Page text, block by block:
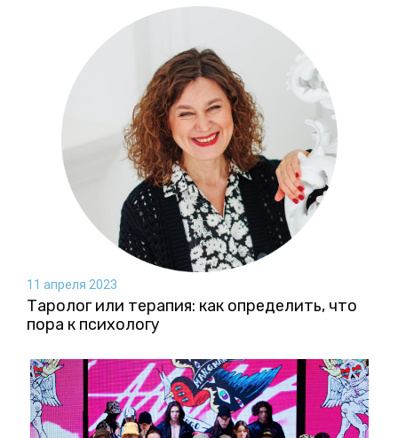
11 апреля 2023
Таролог или терапия: как определить, что
пора к психологу